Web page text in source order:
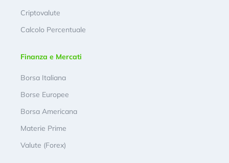
Criptovalute
Calcolo Percentuale
Finanza e Mercati
Borsa Italiana
Borse Europee
Borsa Americana
Materie Prime
Valute (Forex)